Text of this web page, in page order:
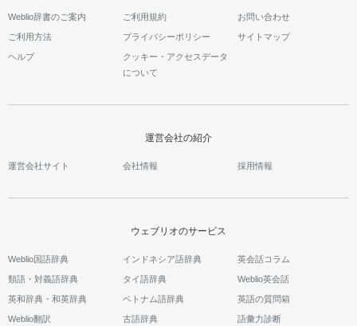
Weblio辞書のご案内 ご利用規約 お問い合わせ
ご利用方法 プライバシーポリシー サイトマップ
ヘルプ
クッキー・アクセスデータ
について
運営会社の紹介
運営会社サイト 会社情報 採用情報
ウェブリオのサービス
Weblio国語辞典
類語・対義語辞典
英和辞典・和英辞典
Weblio翻訳
インドネシア語辞典
タイ語辞典
ベトナム語辞典
古語辞典
英会話コラム
Weblio英会話
英語の質問箱
語彙力診断